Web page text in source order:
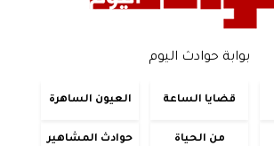
بوابة حوادث اليوم
قضايا الساعة العيون الساهرة
من الحياة حوادث المشاهير